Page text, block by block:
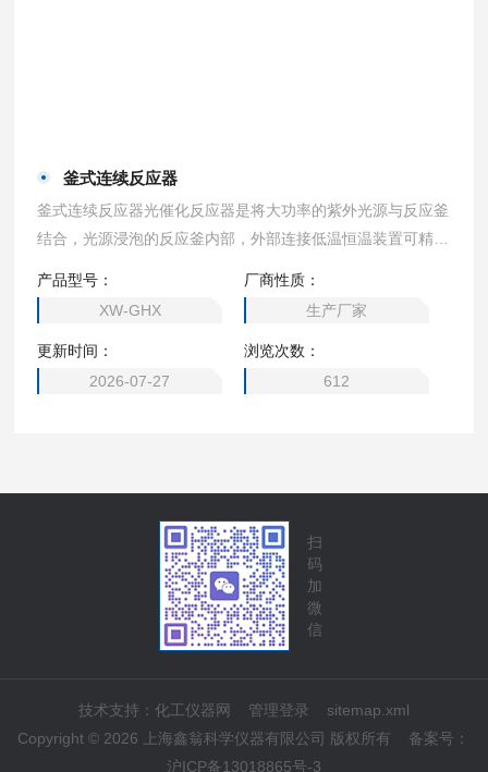
釜式连续反应器
釜式连续反应器光催化反应器是将大功率的紫外光源与反应釜
结合，光源浸泡的反应釜内部，外部连接低温恒温装置可精准
气体和固体的多相反应器。可用于发酵废液处理、可用于工业
废水处理、可用于氯化、磺化、磺化氧化或亚硝基化等产品的
合成。
产品型号：
XW-GHX
厂商性质：
生产厂家
更新时间：
2026-07-27
浏览次数：
612
扫
码
加
微
信
技术支持： 化工仪器网 管理登录
sitemap.xml
Copyright © 2026 上海鑫翁科学仪器有限公司 版权所有 备案号：
沪ICP备13018865号-3